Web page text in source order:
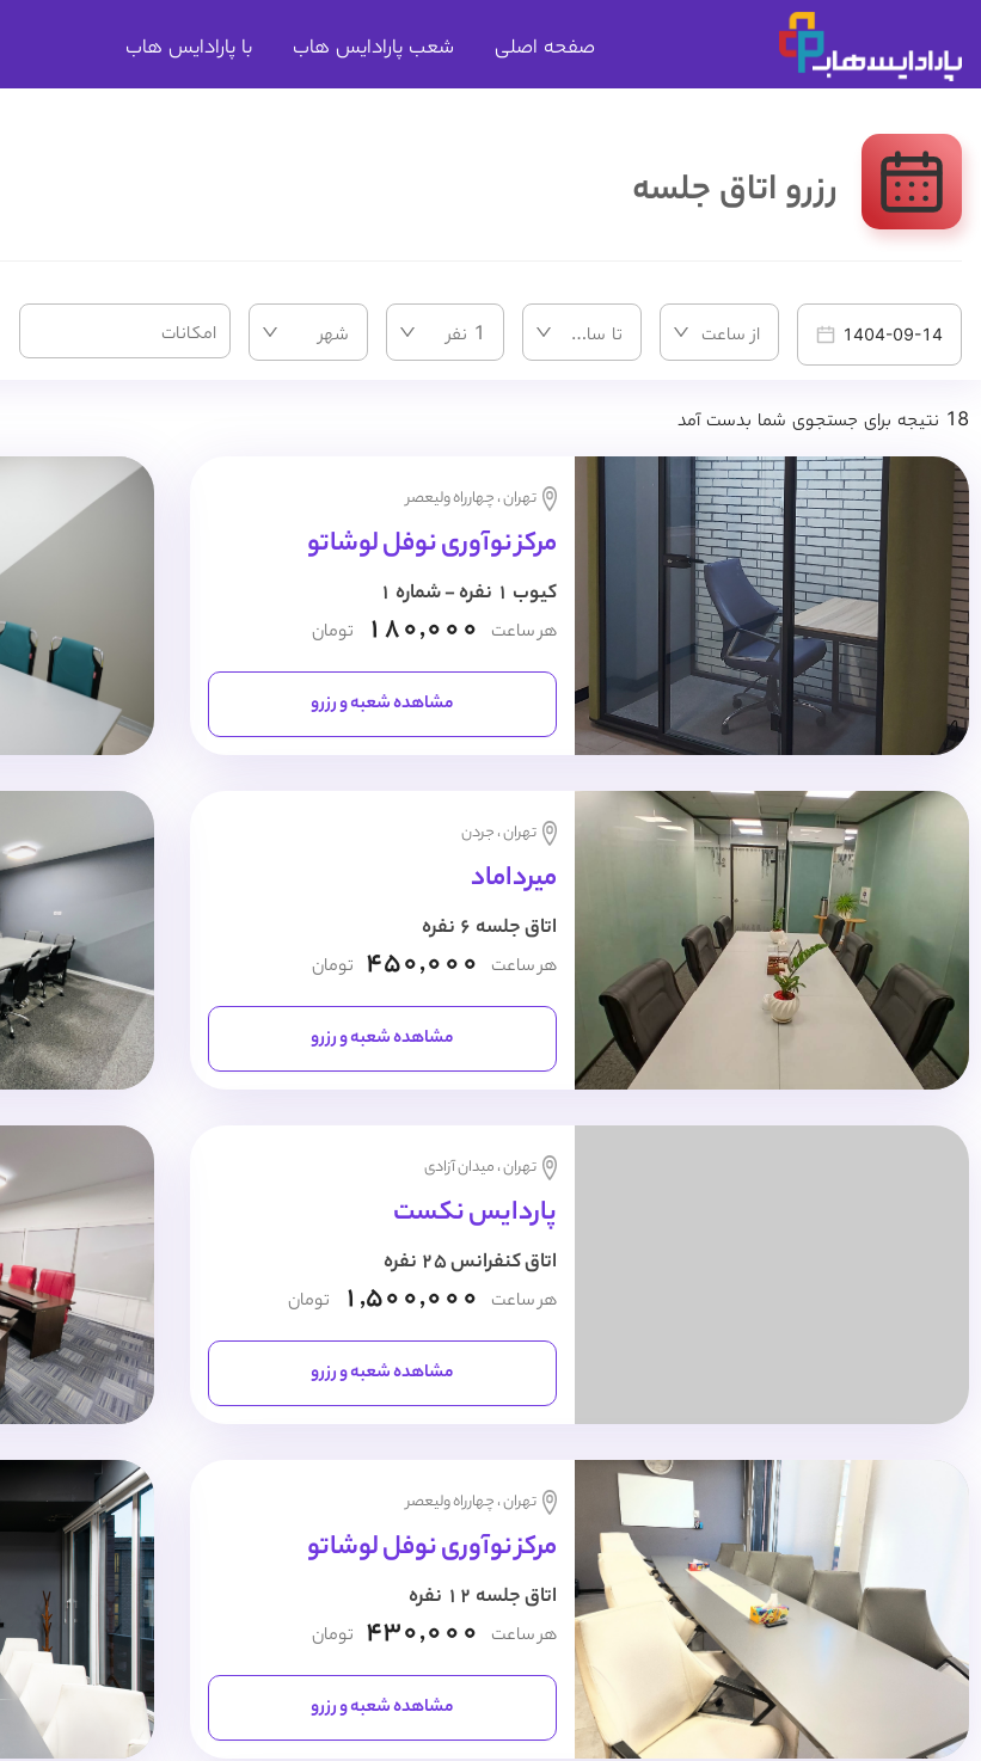
صفحه اصلی شعب پارادایس هاب با پارادایس هاب
رزرو اتاق جلسه
از ساعت تا ساعت 1 نفر شهر امکانات
18 نتیجه برای جستجوی شما بدست آمد
تهران ، چهارراه ولیعصر
مرکز نوآوری نوفل لوشاتو
کیوب 1 نفره - شماره 1
هر ساعت 180,000 تومان
مشاهده شعبه و رزرو
تهران ، جردن
میرداماد
اتاق جلسه 6 نفره
هر ساعت 450,000 تومان
مشاهده شعبه و رزرو
تهران ، میدان آزادی
پاردایس نکست
اتاق کنفرانس 25 نفره
هر ساعت 1,500,000 تومان
مشاهده شعبه و رزرو
تهران ، چهارراه ولیعصر
مرکز نوآوری نوفل لوشاتو
اتاق جلسه 12 نفره
هر ساعت 430,000 تومان
مشاهده شعبه و رزرو